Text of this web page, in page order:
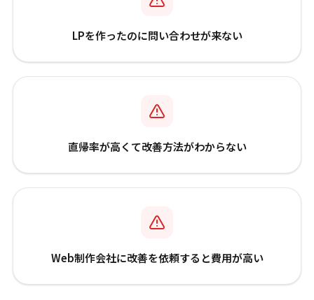
LPを作ったのに問い合わせが来ない
直帰率が高くて改善方法がわからない
Web制作会社に改善を依頼すると費用が高い